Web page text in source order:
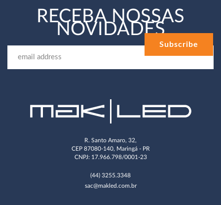
RECEBA NOSSAS
NOVIDADES
R. Santo Amaro, 32,
CEP 87080-140, Maringá - PR
CNPJ: 17.966.798/0001-23
(44) 3255.3348
sac@makled.com.br